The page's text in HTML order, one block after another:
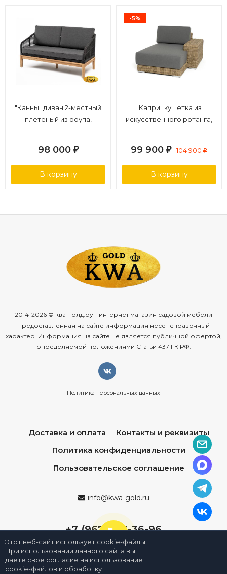
"Канны" диван 2-местный
плетеный из роупа,
ткань темно-серая 019
98 000 ₽
В корзину
-5%
"Капри" кушетка из
искусственного ротанга,
99 900 ₽ 104 900₽
В корзину
2014-2026 © ква-голд.ру - интернет магазин садовой мебели
Предоставленная на сайте информация несёт справочный
характер. Информация на сайте не является публичной офертой,
определяемой положениями Статьи 437 ГК РФ.
Политика персональных данных
Доставка и оплата
Контакты и реквизиты
Политика конфиденциальности
Пользовательское соглашение
info@kwa-gold.ru
+7 (967) 013-36-96
Этот веб-сайт использует cookie-файлы.
При использовании данного сайта вы
даете свое согласие на использование
cookie-файлов и обработку